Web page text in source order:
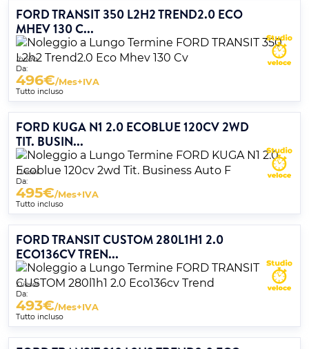
FORD TRANSIT 350 L2H2 TREND2.0 ECO
MHEV 130 C...
Ibrido
Da:
496€/Mes+IVA
Tutto incluso
FORD KUGA N1 2.0 ECOBLUE 120CV 2WD
TIT. BUSIN...
Diesel
Da:
495€/Mes+IVA
Tutto incluso
FORD TRANSIT CUSTOM 280L1H1 2.0
ECO136CV TREN...
Diesel
Da:
493€/Mes+IVA
Tutto incluso